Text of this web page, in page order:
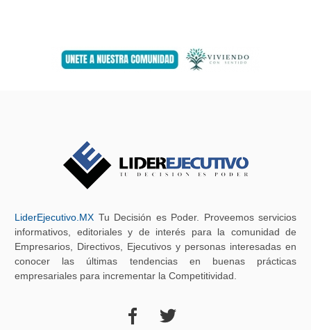
LiderEjecutivo.MX Tu Decisión es Poder. Proveemos servicios
informativos, editoriales y de interés para la comunidad de
Empresarios, Directivos, Ejecutivos y personas interesadas en
conocer las últimas tendencias en buenas prácticas
empresariales para incrementar la Competitividad.